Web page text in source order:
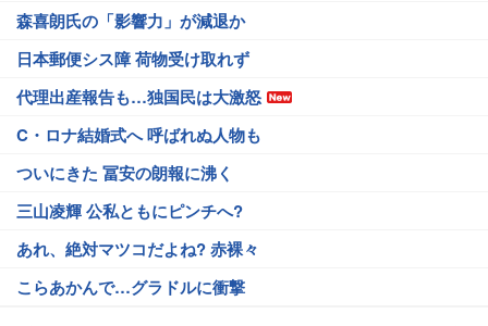
森喜朗氏の「影響力」が減退か
日本郵便シス障 荷物受け取れず
代理出産報告も…独国民は大激怒
C・ロナ結婚式へ 呼ばれぬ人物も
ついにきた 冨安の朗報に沸く
三山凌輝 公私ともにピンチへ?
あれ、絶対マツコだよね? 赤裸々
こらあかんで…グラドルに衝撃